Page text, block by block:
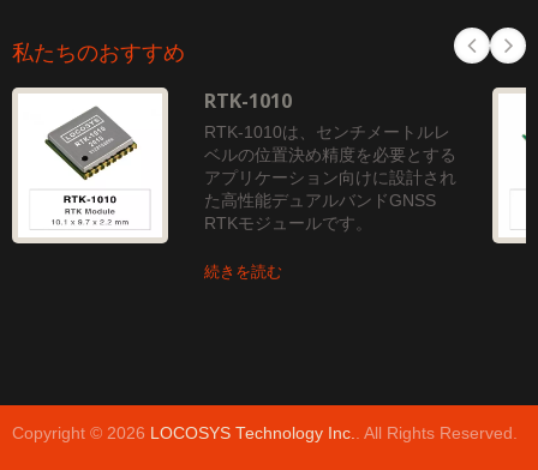
私たちのおすすめ
RTK-1010
RTK-1010は、センチメートルレ
ベルの位置決め精度を必要とする
アプリケーション向けに設計され
た高性能デュアルバンドGNSS
RTKモジュールです。
続きを読む
Copyright © 2026 LOCOSYS Technology Inc. . All Rights Reserved.